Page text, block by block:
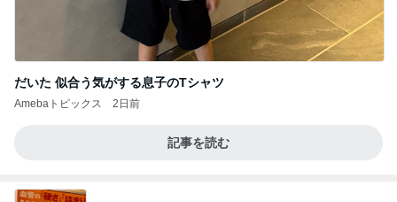
だいた 似合う気がする息子のTシャツ
Amebaトピックス 2日前
記事を読む